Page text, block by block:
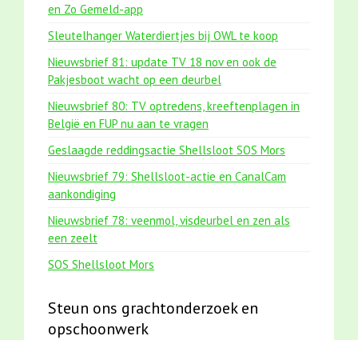
en Zo Gemeld-app
Sleutelhanger Waterdiertjes bij OWL te koop
Nieuwsbrief 81: update TV 18 nov en ook de
Pakjesboot wacht op een deurbel
Nieuwsbrief 80: TV optredens, kreeftenplagen in
België en FUP nu aan te vragen
Geslaagde reddingsactie Shellsloot SOS Mors
Nieuwsbrief 79: Shellsloot-actie en CanalCam
aankondiging
Nieuwsbrief 78: veenmol, visdeurbel en zen als
een zeelt
SOS Shellsloot Mors
Steun ons grachtonderzoek en
opschoonwerk